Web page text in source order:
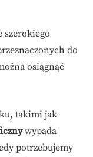
szerokiego
do
osiągnąć
takimi jak
wypada
potrzebujemy